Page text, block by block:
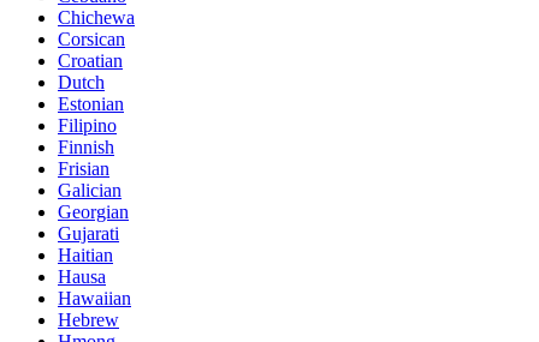
Chichewa
Corsican
Croatian
Dutch
Estonian
Filipino
Finnish
Frisian
Galician
Georgian
Gujarati
Haitian
Hausa
Hawaiian
Hebrew